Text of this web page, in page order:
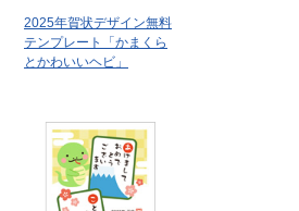
2025年賀状デザイン無料
テンプレート「かまくら
とかわいいヘビ」